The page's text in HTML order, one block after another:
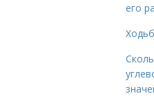
его